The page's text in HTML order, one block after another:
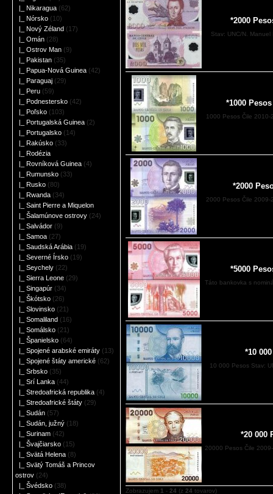
|_ Nikaragua (62)
|_ Nórsko (10)
|_ Nový Zéland (17)
|_ Omán (28)
|_ Ostrov Man (9)
|_ Pakistan (35)
|_ Papua-Nová Guinea (42)
|_ Paraguaj (29)
|_ Peru (59)
|_ Podnestersko (42)
|_ Poľsko (103)
|_ Portugalská Guinea (2)
|_ Portugalsko (14)
|_ Rakúsko (33)
|_ Rodézia
|_ Rovníková Guinea (4)
|_ Rumunsko (33)
|_ Rusko (80)
|_ Rwanda (34)
|_ Saint Pierre a Miquelon
|_ Šalamúnove ostrovy (24)
|_ Salvádor (9)
|_ Samoa (27)
|_ Saudská Arábia (19)
|_ Severné Írsko (19)
|_ Seychely (22)
|_ Sierra Leone (29)
|_ Singapúr (34)
|_ Škótsko (26)
|_ Slovinsko (21)
|_ Somaliland (16)
|_ Somálsko (21)
|_ Španielsko (64)
|_ Spojené arabské emiráty (13)
|_ Spojené štáty americké (62)
|_ Srbsko (35)
|_ Srí Lanka (44)
|_ Stredoafrická republika (4)
|_ Stredoafrické štáty (29)
|_ Sudán (57)
|_ Sudán, južný (18)
|_ Surinam (42)
|_ Švajčiarsko (15)
|_ Svätá Helena (8)
|_ Svätý Tomáš a Princov
ostrov (24)
|_ Švédsko (38)
*2000
Stav: UNC/N.
*1000
1000 Pesos Čile 2010-
*2000
2000 Pesos Čile 2009-
*5000
Táto bankovka s
*10
10 000 Pesos Stav:
*20 000
20000 Pesos Čile
Zobrazujem 1 - 24 (z 24 tovarov)